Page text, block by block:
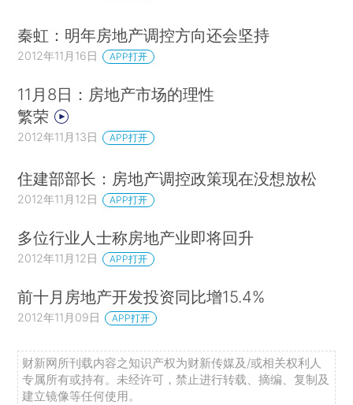
秦虹：明年房地产调控方向还会坚持
2012年11月16日 APP打开
11月8日：房地产市场的理性
繁荣
2012年11月13日 APP打开
住建部部长：房地产调控政策现在没想放松
2012年11月12日 APP打开
多位行业人士称房地产业即将回升
2012年11月12日 APP打开
前十月房地产开发投资同比增15.4%
2012年11月09日 APP打开
财新网所刊载内容之知识产权为财新传媒及/或相关权利人
专属所有或持有。未经许可，禁止进行转载、摘编、复制及
建立镜像等任何使用。